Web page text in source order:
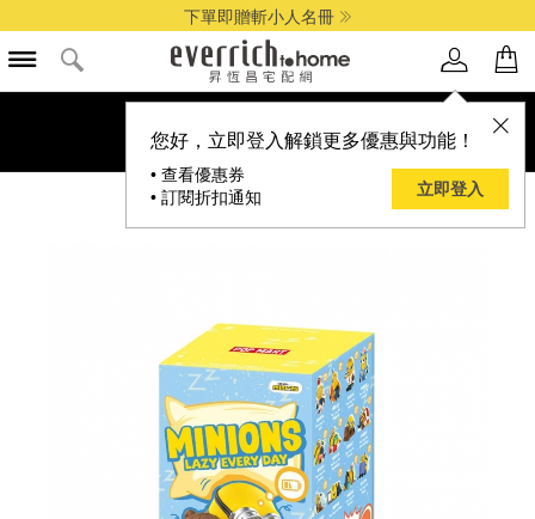
下單即贈斬小人名冊
您好，立即登入解鎖更多優惠與功能！
• 查看優惠券
• 訂閱折扣通知
立即登入